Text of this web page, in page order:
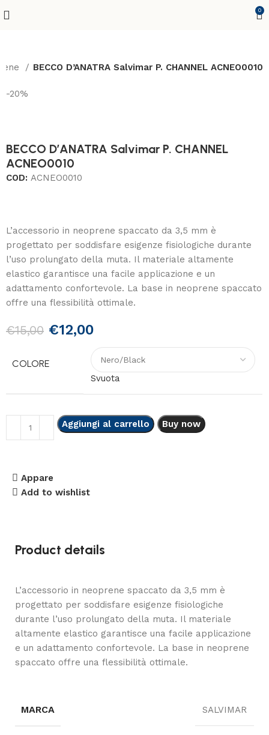
0
BECCO D’ANATRA Salvimar P. CHANNEL ACNEO0010
-20%
BECCO D’ANATRA Salvimar P. CHANNEL
ACNEO0010
COD:ACNEO0010
L’accessorio in neoprene spaccato da 3,5 mm è
progettato per soddisfare esigenze fisiologiche durante
l’uso prolungato della muta. Il materiale altamente
elastico garantisce una facile applicazione e un
adattamento confortevole. La base in neoprene spaccato
offre una flessibilità ottimale.
€15,00 €12,00
COLORE
Svuota
Aggiungi al carrello Buy now
Appare
Add to wishlist
Product details
L’accessorio in neoprene spaccato da 3,5 mm è
progettato per soddisfare esigenze fisiologiche
durante l’uso prolungato della muta. Il materiale
altamente elastico garantisce una facile applicazione
e un adattamento confortevole. La base in neoprene
spaccato offre una flessibilità ottimale.
MARCA SALVIMAR